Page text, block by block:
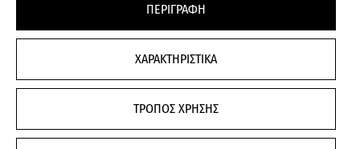
ΠΕΡΙΓΡΑΦΗ
ΧΑΡΑΚΤΗΡΙΣΤΙΚΑ
ΤΡΟΠΟΣ ΧΡΗΣΗΣ